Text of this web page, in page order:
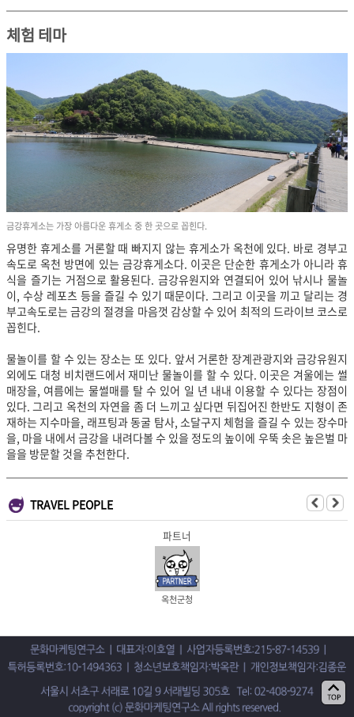
체험 테마
금강휴게소는 가장 아름다운 휴게소 중 한 곳으로 꼽힌다.
유명한 휴게소를 거론할 때 빠지지 않는 휴게소가 옥천에 있다. 바로 경부고
속도로 옥천 방면에 있는 금강휴게소다. 이곳은 단순한 휴게소가 아니라 휴
식을 즐기는 거점으로 활용된다. 금강유원지와 연결되어 있어 낚시나 물놀
이, 수상 레포츠 등을 즐길 수 있기 때문이다. 그리고 이곳을 끼고 달리는 경
부고속도로는 금강의 절경을 마음껏 감상할 수 있어 최적의 드라이브 코스로
꼽힌다.
물놀이를 할 수 있는 장소는 또 있다. 앞서 거론한 장계관광지와 금강유원지
외에도 대청 비치랜드에서 재미난 물놀이를 할 수 있다. 이곳은 겨울에는 썰
매장을, 여름에는 물썰매를 탈 수 있어 일 년 내내 이용할 수 있다는 장점이
있다. 그리고 옥천의 자연을 좀 더 느끼고 싶다면 뒤집어진 한반도 지형이 존
재하는 지수마을, 래프팅과 동굴 탐사, 소달구지 체험을 즐길 수 있는 장수마
을, 마을 내에서 금강을 내려다볼 수 있을 정도의 높이에 우뚝 솟은 높은벌 마
을을 방문할 것을 추천한다.
TRAVEL PEOPLE
파트너
옥천군청